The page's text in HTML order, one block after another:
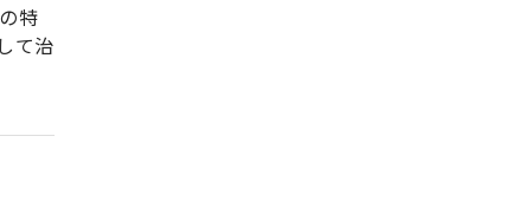
特
て治